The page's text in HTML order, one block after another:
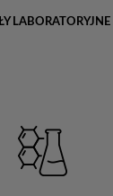
LABORATORYJNE